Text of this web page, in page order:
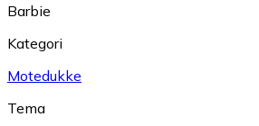
Barbie
Kategori
Motedukke
Tema